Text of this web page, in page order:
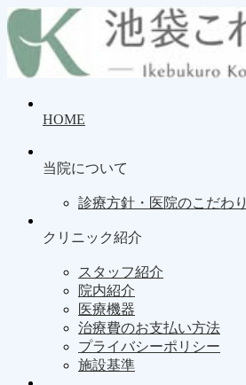
HOME
当院について
診療方針・医院のこだわり
クリニック紹介
スタッフ紹介
院内紹介
医療機器
治療費のお支払い方法
プライバシーポリシー
施設基準